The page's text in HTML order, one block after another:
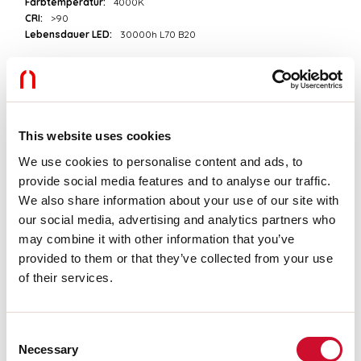
This website uses cookies
We use cookies to personalise content and ads, to
provide social media features and to analyse our traffic.
We also share information about your use of our site with
our social media, advertising and analytics partners who
may combine it with other information that you’ve
provided to them or that they’ve collected from your use
of their services.
Selection
Necessary
CRI:
>90
Lebensdauer LED:
30000h L70 B20
Download
PHOTOMETRIEN
AUSZUG AUS DEM KATALOG